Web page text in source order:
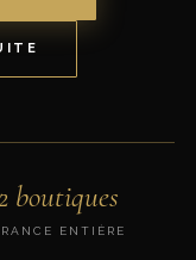
boutiques
ENTIÈRE